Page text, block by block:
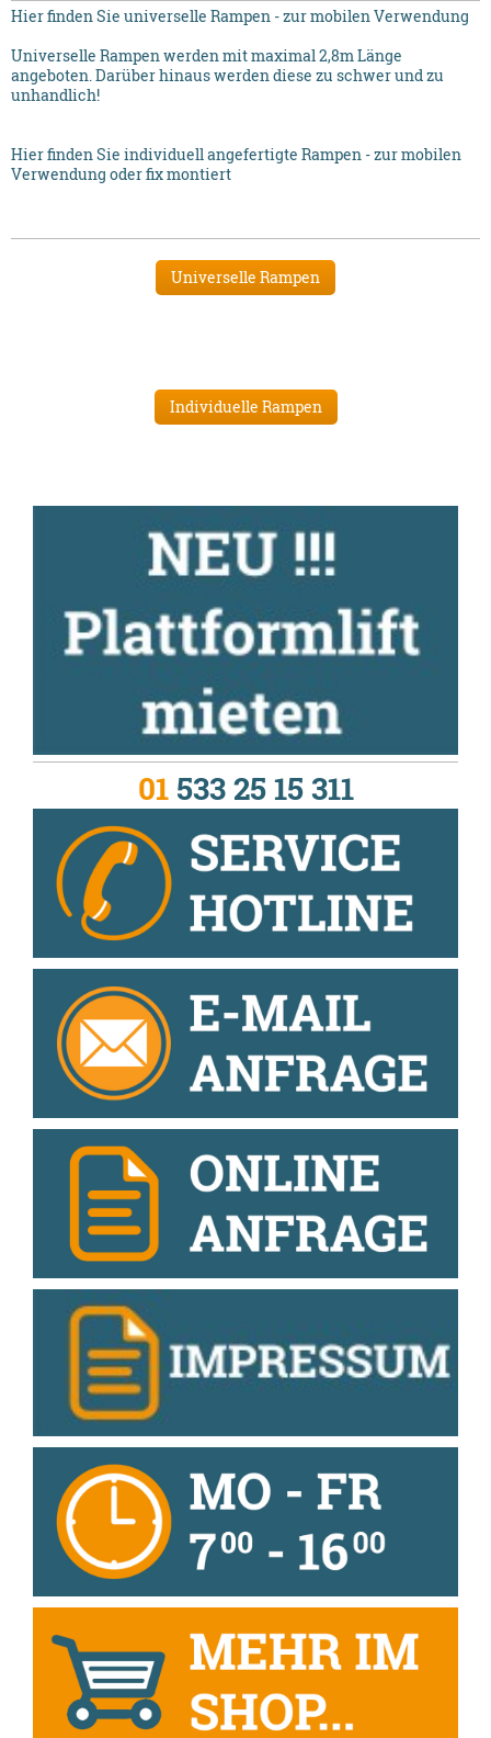
Hier finden Sie universelle Rampen - zur mobilen Verwendung
Universelle Rampen werden mit maximal 2,8m Länge
angeboten. Darüber hinaus werden diese zu schwer und zu
unhandlich!
Hier finden Sie individuell angefertigte Rampen - zur mobilen
Verwendung oder fix montiert
Universelle Rampen
Individuelle Rampen
01 533 25 15 311